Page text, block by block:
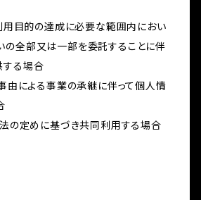
利用目的の達成に必要な範囲内におい
の全部又は一部を委託することに伴
する場合
事由による事業の承継に伴って個人情
法の定めに基づき共同利用する場合